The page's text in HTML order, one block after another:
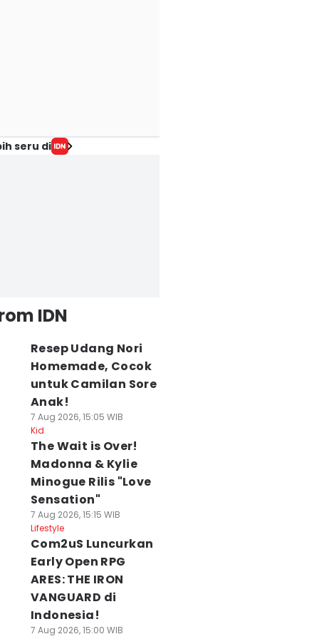
seru di
IDN
Resep Udang Nori
Homemade, Cocok
untuk Camilan Sore
Anak!
7 Aug 2026, 15:05 WIB
Kid
The Wait is Over!
Madonna & Kylie
Minogue Rilis "Love
Sensation"
7 Aug 2026, 15:15 WIB
Lifestyle
Com2uS Luncurkan
Early Open RPG
ARES: THE IRON
VANGUARD di
Indonesia!
7 Aug 2026, 15:00 WIB